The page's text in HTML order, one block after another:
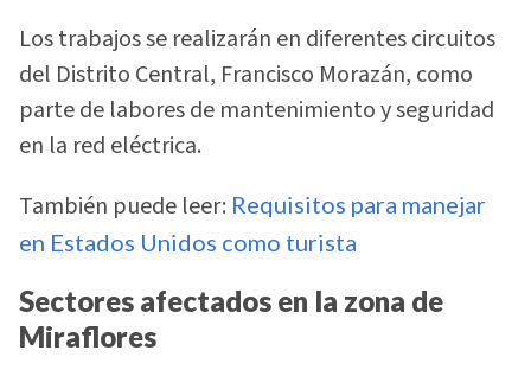
Los trabajos se realizarán en diferentes circuitos
del Distrito Central, Francisco Morazán, como
parte de labores de mantenimiento y seguridad
en la red eléctrica.
También puede leer: Requisitos para manejar
en Estados Unidos como turista
Sectores afectados en la zona de
Miraflores